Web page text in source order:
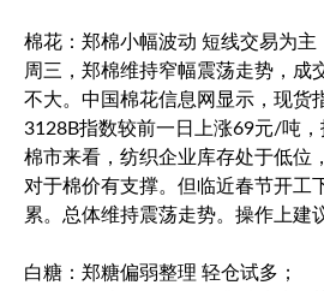
棉花：郑棉小幅波动 短线交易为主
周三，郑棉维持窄幅震荡走势，成
不大。中国棉花信息网显示，现货
3128B指数较前一日上涨69元/吨
棉市来看，纺织企业库存处于低位
对于棉价有支撑。但临近春节开工
累。总体维持震荡走势。操作上建
白糖：郑糖偏弱整理 轻仓试多；